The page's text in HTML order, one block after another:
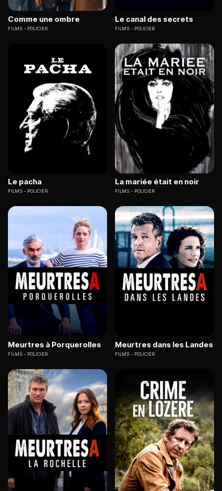
Comme une ombre
FILMS POLICIER
Le canal des secrets
FILMS POLICIER
Le pacha
FILMS POLICIER
La mariée était en noir
FILMS POLICIER
Meurtres à Porquerolles
FILMS POLICIER
Meurtres dans les Landes
FILMS POLICIER